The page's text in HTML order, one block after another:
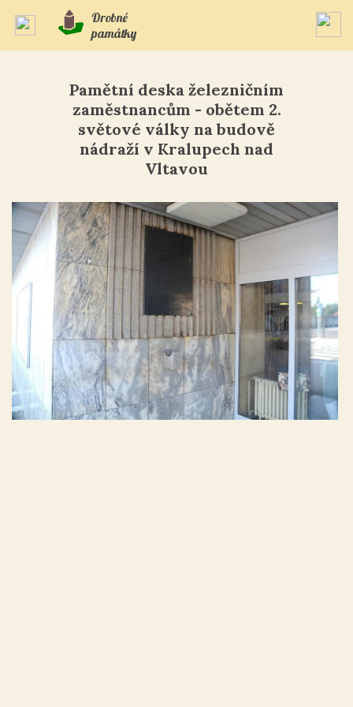
Drobné
památky
Pamětní deska železničním
zaměstnancům - obětem 2.
světové války na budově
nádraží v Kralupech nad
Vltavou